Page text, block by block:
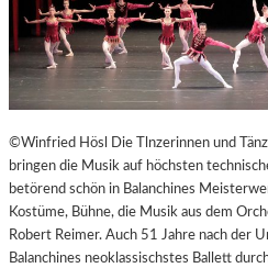
©Winfried Hösl Die Tlnzerinnen und
bringen die Musik auf höchsten
betörend schön in Balanchines
Kostüme, Bühne, die Musik aus dem
Robert Reimer. Auch 51 Jahre nach der
Balanchines neoklassischstes Ballett